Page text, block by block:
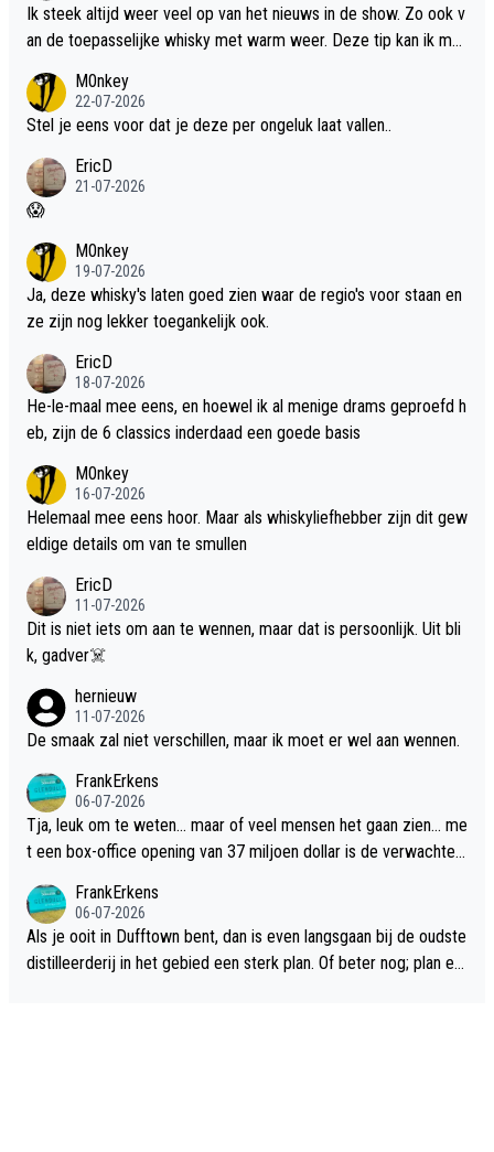
Ik steek altijd weer veel op van het nieuws in de show. Zo ook v
an de toepasselijke whisky met warm weer. Deze tip kan ik met
M0nkey
22-07-2026
Stel je eens voor dat je deze per ongeluk laat vallen..
EricD
21-07-2026
😱
M0nkey
19-07-2026
Ja, deze whisky's laten goed zien waar de regio's voor staan en
ze zijn nog lekker toegankelijk ook.
EricD
18-07-2026
He-le-maal mee eens, en hoewel ik al menige drams geproefd h
eb, zijn de 6 classics inderdaad een goede basis
M0nkey
16-07-2026
Helemaal mee eens hoor. Maar als whiskyliefhebber zijn dit gew
eldige details om van te smullen
EricD
11-07-2026
Dit is niet iets om aan te wennen, maar dat is persoonlijk. Uit bli
k, gadver☠️
hernieuw
11-07-2026
De smaak zal niet verschillen, maar ik moet er wel aan wennen.
FrankErkens
06-07-2026
Tja, leuk om te weten... maar of veel mensen het gaan zien... me
t een box-office opening van 37 miljoen dollar is de verwachte
FrankErkens
06-07-2026
Als je ooit in Dufftown bent, dan is even langsgaan bij de oudste
distilleerderij in het gebied een sterk plan. Of beter nog; plan ee